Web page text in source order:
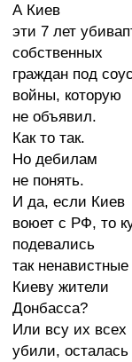
А Киев
эти 7 лет
собственных
граждан под
войны, которую
не объявил.
Как то так.
Но дебилам
не понять.
И да, если Киев
воюет с РФ, то
подевались
так ненавистные
Киеву жители
Донбасса?
Или всу их всех
убили, осталась